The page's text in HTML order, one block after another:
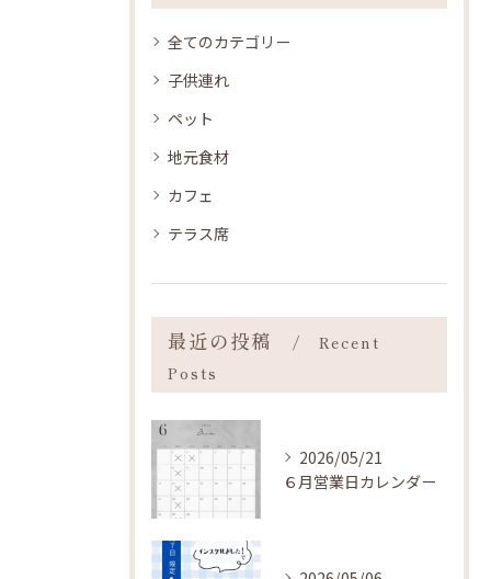
全てのカテゴリー
子供連れ
ペット
地元食材
カフェ
テラス席
最近の投稿
Recent
Posts
2026/05/21
６月営業日カレンダー